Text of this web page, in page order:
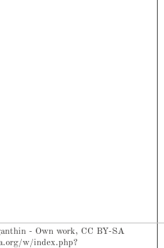
- Own work, CC BY-SA
w/index.php?